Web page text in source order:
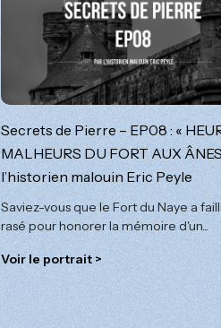
Secrets de Pierre – EP08 : «
MALHEURS DU FORT AUX
l’historien malouin Eric Peyle
Saviez-vous que le Fort du Naye a
rasé pour honorer la mémoire d'un...
Voir le portrait >